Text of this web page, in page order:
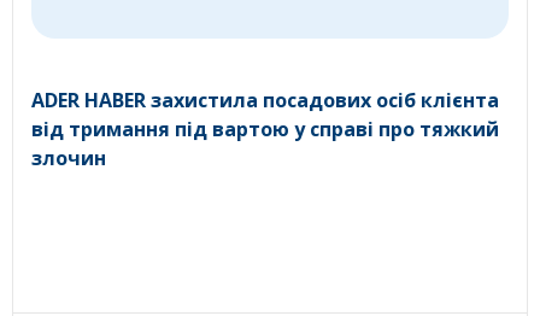
ADER HABER захистила посадових осіб клієнта
від тримання під вартою у справі про тяжкий
злочин